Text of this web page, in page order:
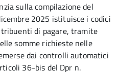
sulla compilazione del
2025 istituisce i codici
di pagare, tramite
somme richieste nelle
dai controlli automatici
36-bis del Dpr n.